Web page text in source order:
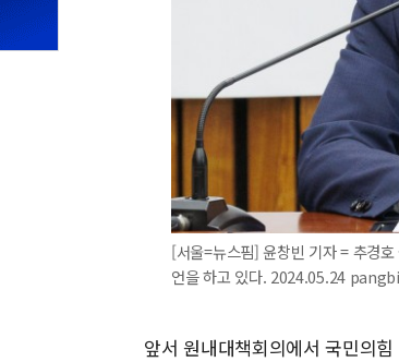
[서울=뉴스핌] 윤창빈 기자 = 추경
언을 하고 있다. 2024.05.24
앞서 원내대책회의에서 국민의